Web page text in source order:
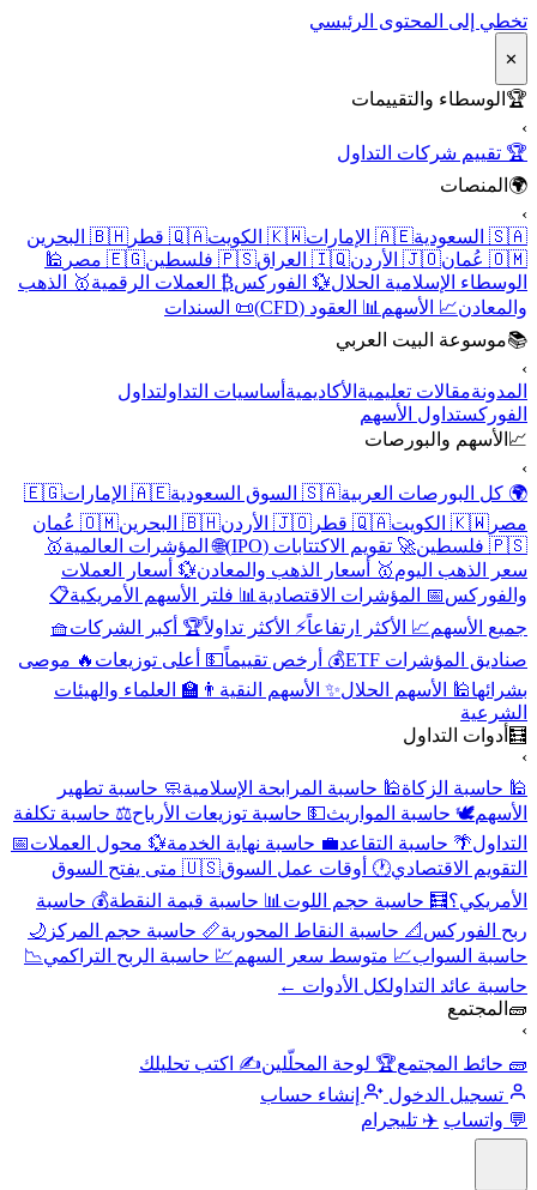
تخطي إلى المحتوى الرئيسي
✕
🏆الوسطاء والتقييمات
🏆 تقييم شركات التداول
🌍المنصات
🇸🇦 السعودية
🇦🇪 الإمارات 🇰🇼 الكويت 🇶🇦 قطر
🇧🇭 البحرين
🇴🇲 عُمان
🇯🇴 الأردن 🇮🇶 العراق 🇵🇸 فلسطين 🇪🇬 مصر
🕌
الوسطاء الإسلامية الحلال 💱 الفوركس ₿ العملات الرقمية🥇 الذهب
والمعادن📈 الأسهم📊 العقود (CFD)
📜 السندات
📚موسوعة البيت العربي
المدونةمقالات تعليميةالأكاديميةأساسيات التداولتداول
الفوركستداول الأسهم
📈الأسهم والبورصات
🌍 كل البورصات العربية🇸🇦 السوق السعودية 🇦🇪 الإمارات
🇪🇬
مصر 🇰🇼 الكويت 🇶🇦 قطر 🇯🇴 الأردن 🇧🇭 البحرين
🇴🇲 عُمان
🇵🇸 فلسطين
🚀 تقويم الاكتتابات (IPO) 🌐 المؤشرات العالمية🥇
سعر الذهب اليوم🥇 أسعار الذهب والمعادن💱 أسعار العملات
والفوركس 📅 المؤشرات الاقتصادية📊 فلتر الأسهم الأمريكية📋
جميع الأسهم📈 الأكثر ارتفاعاً⚡ الأكثر تداولاً🏆 أكبر الشركات🧺
صناديق المؤشرات ETF
💰 أرخص تقييماً💵 أعلى توزيعات🔥 موصى
بشرائها🕌 الأسهم الحلال ✨ الأسهم النقية👨‍🏫 العلماء والهيئات
الشرعية
🧮أدوات التداول
🕌 حاسبة الزكاة🕌 حاسبة المرابحة الإسلامية🧼 حاسبة تطهير
الأسهم🕊️ حاسبة المواريث💵 حاسبة توزيعات الأرباح⚖️ حاسبة تكلفة
التداول 🌴 حاسبة التقاعد💼 حاسبة نهاية الخدمة💱 محول العملات📅
التقويم الاقتصادي🕐 أوقات عمل السوق
🇺🇸 متى يفتح السوق
الأمريكي؟🧮 حاسبة حجم اللوت📊 حاسبة قيمة النقطة💰 حاسبة
ربح الفوركس 📐 حاسبة النقاط المحورية📏 حاسبة حجم المركز 🌙
حاسبة السواب📈 متوسط سعر السهم💹 حاسبة الربح التراكمي 📉
حاسبة عائد التداولكل الأدوات ←
🧱المجتمع
🧱 حائط المجتمع🏆 لوحة المحلّلين✍️ اكتب تحليلك
تسجيل الدخول
إنشاء حساب
💬 واتساب ✈️ تليجرام